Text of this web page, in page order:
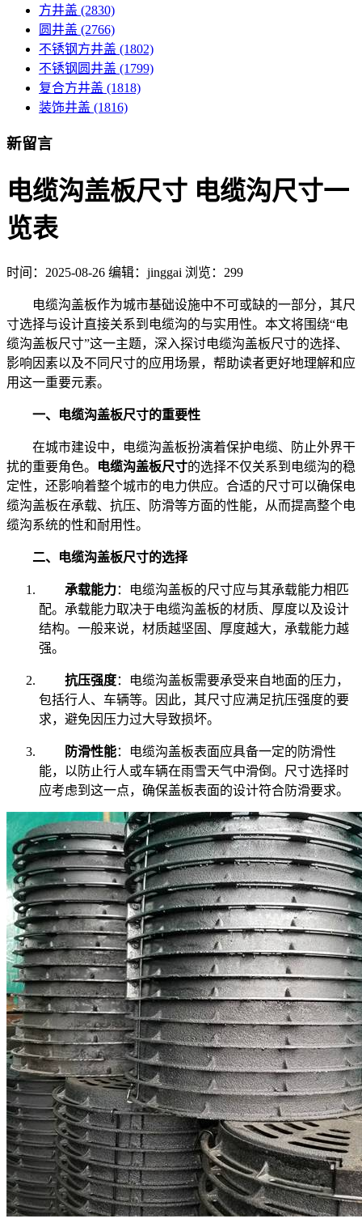
方井盖 (2830)
圆井盖 (2766)
不锈钢方井盖 (1802)
不锈钢圆井盖 (1799)
复合方井盖 (1818)
装饰井盖 (1816)
新留言
电缆沟盖板尺寸 电缆沟尺寸一
览表
时间： 2025-08-26 编辑：jinggai 浏览：299
电缆沟盖板作为城市基础设施中不可或缺的一部分，其尺
寸选择与设计直接关系到电缆沟的与实用性。本文将围绕“电
缆沟盖板尺寸”这一主题，深入探讨电缆沟盖板尺寸的选择、
影响因素以及不同尺寸的应用场景，帮助读者更好地理解和应
用这一重要元素。
一、电缆沟盖板尺寸的重要性
在城市建设中，电缆沟盖板扮演着保护电缆、防止外界干
扰的重要角色。
电缆沟盖板尺寸的选择不仅关系到电缆沟的稳
定性，还影响着整个城市的电力供应。合适的尺寸可以确保电
缆沟盖板在承载、抗压、防滑等方面的性能，从而提高整个电
缆沟系统的性和耐用性。
二、电缆沟盖板尺寸的选择
承载能力：电缆沟盖板的尺寸应与其承载能力相匹
配。承载能力取决于电缆沟盖板的材质、厚度以及设计
结构。一般来说，材质越坚固、厚度越大，承载能力越
强。
抗压强度：电缆沟盖板需要承受来自地面的压力，
包括行人、车辆等。因此，其尺寸应满足抗压强度的要
求，避免因压力过大导致损坏。
防滑性能：电缆沟盖板表面应具备一定的防滑性
能，以防止行人或车辆在雨雪天气中滑倒。尺寸选择时
应考虑到这一点，确保盖板表面的设计符合防滑要求。